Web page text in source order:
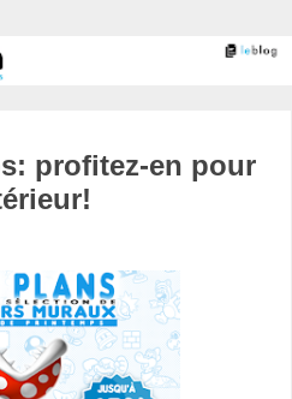
profitez-en pour